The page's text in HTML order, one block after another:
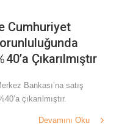
Cumhuriyet
Çıkarılmıştır
Bankası’na satış
çıkarılmıştır.
Devamını Oku